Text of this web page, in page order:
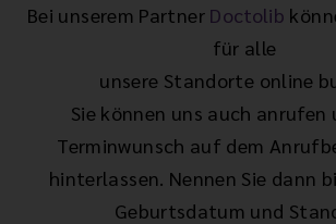
Bei unserem Partner Doctolib
für alle
unsere Standorte online
Sie können uns auch anrufen
Terminwunsch auf dem
hinterlassen. Nennen Sie dann
Geburtsdatum und